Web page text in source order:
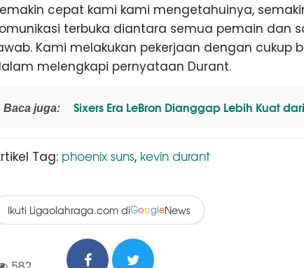
cepat kami kami mengetahuinya,
terbuka diantara semua pemain dan
Kami melakukan pekerjaan dengan cukup
melengkapi pernyataan Durant.
Baca juga: Sixers Era LeBron Dianggap Lebih Kuat
Tag: phoenix suns, kevin durant
Ikuti Ligaolahraga.com diGoogleNews